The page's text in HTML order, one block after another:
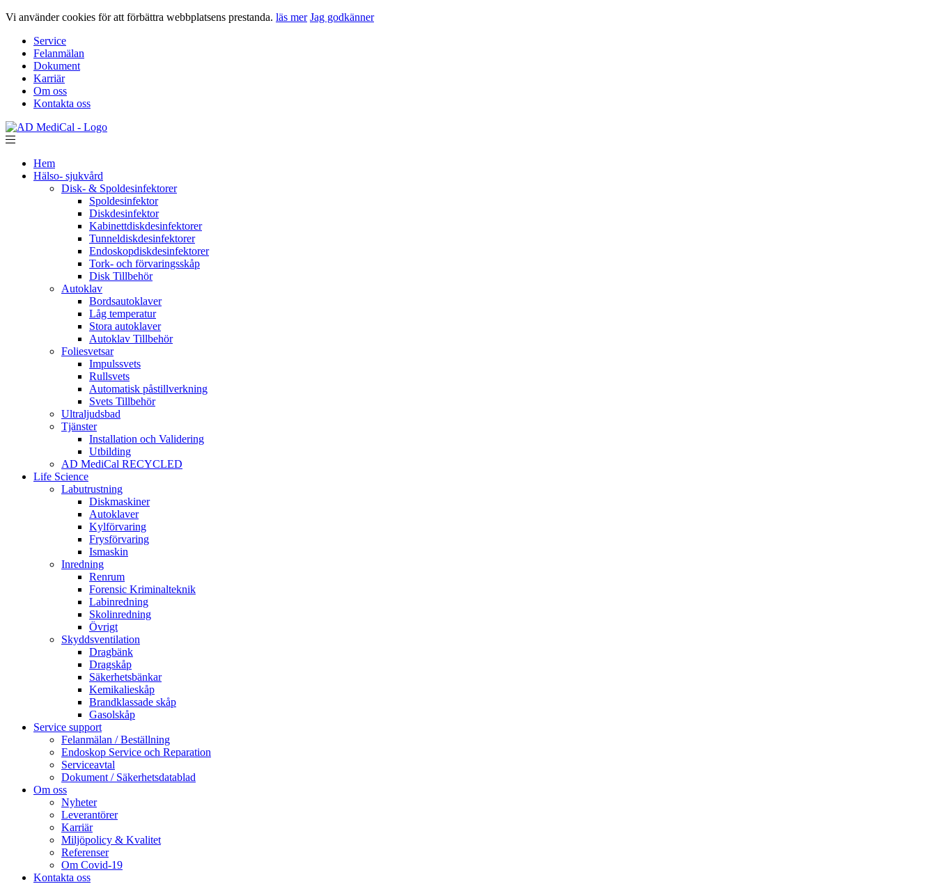
Vi använder cookies för att förbättra webbplatsens prestanda. läs mer Jag godkänner
Service
Felanmälan
Dokument
Karriär
Om oss
Kontakta oss
Hem
Hälso- sjukvård
Disk- & Spoldesinfektorer
Spoldesinfektor
Diskdesinfektor
Kabinettdiskdesinfektorer
Tunneldiskdesinfektorer
Endoskopdiskdesinfektorer
Tork- och förvaringsskåp
Disk Tillbehör
Autoklav
Bordsautoklaver
Låg temperatur
Stora autoklaver
Autoklav Tillbehör
Foliesvetsar
Impulssvets
Rullsvets
Automatisk påstillverkning
Svets Tillbehör
Ultraljudsbad
Tjänster
Installation och Validering
Utbilding
AD MediCal RECYCLED
Life Science
Labutrustning
Diskmaskiner
Autoklaver
Kylförvaring
Frysförvaring
Ismaskin
Inredning
Renrum
Forensic Kriminalteknik
Labinredning
Skolinredning
Övrigt
Skyddsventilation
Dragbänk
Dragskåp
Säkerhetsbänkar
Kemikalieskåp
Brandklassade skåp
Gasolskåp
Service support
Felanmälan / Beställning
Endoskop Service och Reparation
Serviceavtal
Dokument / Säkerhetsdatablad
Om oss
Nyheter
Leverantörer
Karriär
Miljöpolicy & Kvalitet
Referenser
Om Covid-19
Kontakta oss